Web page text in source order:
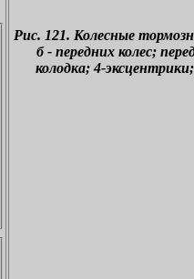
Рис. 121. Колесные
б - передних колес;
колодка; 4-